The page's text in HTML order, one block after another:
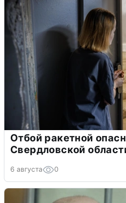
Отбой ракетной
Свердловской
6 августа 0